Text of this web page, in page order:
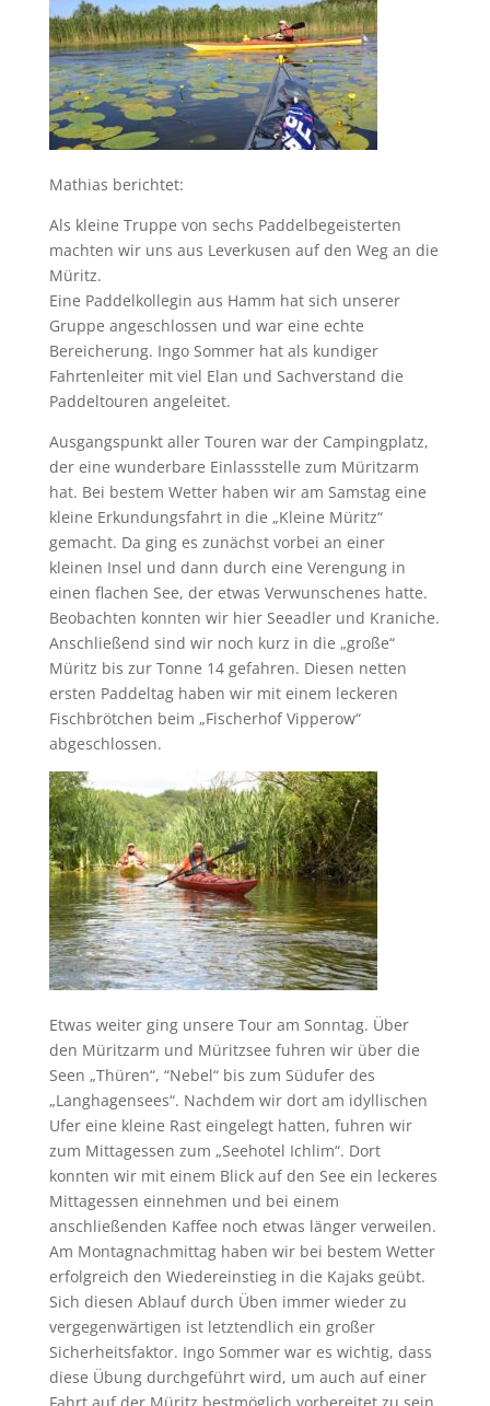
Mathias berichtet:
Als kleine Truppe von sechs Paddelbegeisterten
machten wir uns aus Leverkusen auf den Weg an die
Müritz.
Eine Paddelkollegin aus Hamm hat sich unserer
Gruppe angeschlossen und war eine echte
Bereicherung. Ingo Sommer hat als kundiger
Fahrtenleiter mit viel Elan und Sachverstand die
Paddeltouren angeleitet.
Ausgangspunkt aller Touren war der Campingplatz,
der eine wunderbare Einlassstelle zum Müritzarm
hat. Bei bestem Wetter haben wir am Samstag eine
kleine Erkundungsfahrt in die „Kleine Müritz“
gemacht. Da ging es zunächst vorbei an einer
kleinen Insel und dann durch eine Verengung in
einen flachen See, der etwas Verwunschenes hatte.
Beobachten konnten wir hier Seeadler und Kraniche.
Anschließend sind wir noch kurz in die „große“
Müritz bis zur Tonne 14 gefahren. Diesen netten
ersten Paddeltag haben wir mit einem leckeren
Fischbrötchen beim „Fischerhof Vipperow“
abgeschlossen.
Etwas weiter ging unsere Tour am Sonntag. Über
den Müritzarm und Müritzsee fuhren wir über die
Seen „Thüren“, “Nebel“ bis zum Südufer des
„Langhagensees“. Nachdem wir dort am idyllischen
Ufer eine kleine Rast eingelegt hatten, fuhren wir
zum Mittagessen zum „Seehotel Ichlim“. Dort
konnten wir mit einem Blick auf den See ein leckeres
Mittagessen einnehmen und bei einem
anschließenden Kaffee noch etwas länger verweilen.
Am Montagnachmittag haben wir bei bestem Wetter
erfolgreich den Wiedereinstieg in die Kajaks geübt.
Sich diesen Ablauf durch Üben immer wieder zu
vergegenwärtigen ist letztendlich ein großer
Sicherheitsfaktor. Ingo Sommer war es wichtig, dass
diese Übung durchgeführt wird, um auch auf einer